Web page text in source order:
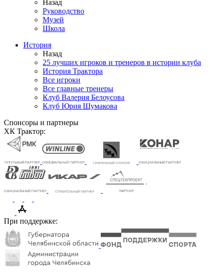
Назад
Руководство
Музей
Школа
История
Назад
25 лучших игроков и тренеров в истории клуба
История Трактора
Все игроки
Все главные тренеры
Клуб Валерия Белоусова
Клуб Юрия Шумакова
Спонсоры и партнеры
ХК Трактор:
При поддержке: